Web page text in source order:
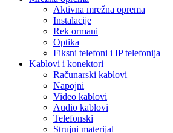
Aktivna mrežna oprema
Instalacije
Rek ormani
Optika
Fiksni telefoni i IP telefonija
Kablovi i konektori
Računarski kablovi
Napojni
Video kablovi
Audio kablovi
Telefonski
Strujni materijal